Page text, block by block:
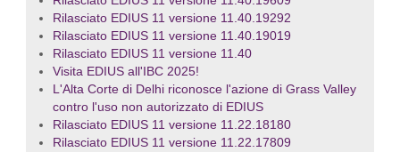
Rilasciato EDIUS 11 versione 11.40.19292
Rilasciato EDIUS 11 versione 11.40.19019
Rilasciato EDIUS 11 versione 11.40
Visita EDIUS all'IBC 2025!
L'Alta Corte di Delhi riconosce l'azione di Grass Valley
contro l'uso non autorizzato di EDIUS
Rilasciato EDIUS 11 versione 11.22.18180
Rilasciato EDIUS 11 versione 11.22.17809